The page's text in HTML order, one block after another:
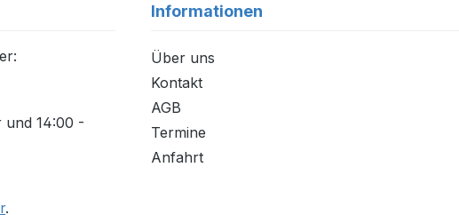
und 14:00 -
.
Informationen
Über uns
Kontakt
AGB
Termine
Anfahrt